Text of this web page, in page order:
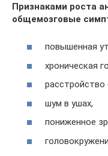
Признаками роста
общемозговые
повышенная
хроническая
расстройство
шум в ушах,
пониженное